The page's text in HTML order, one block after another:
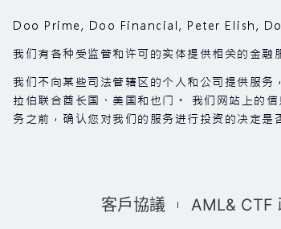
Doo Prime, Doo Financial, Peter Elish,
我们有各种受监管和许可的实体提供相关的金
我们不向某些司法管辖区的个人和公司提供服
拉伯联合酋长国、美国和也门。 我们网站上的
务之前，确认您对我们的服务进行投资的决定
客戶協議 AML& CTF